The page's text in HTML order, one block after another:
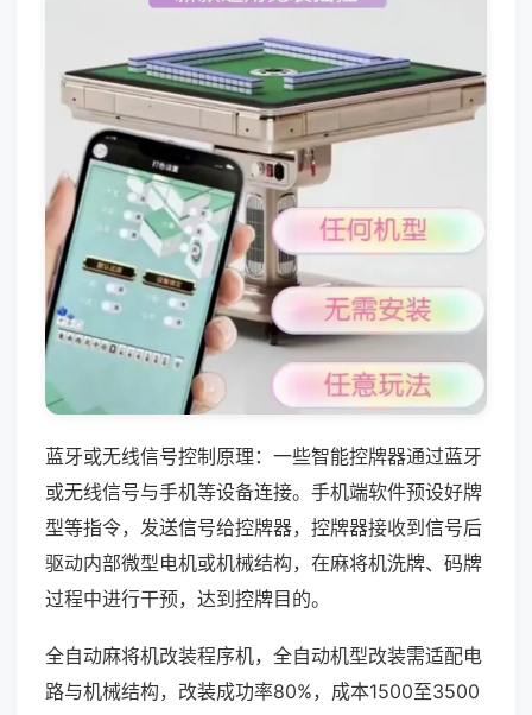
蓝牙或无线信号控制原理：一些智能控牌器通过蓝牙
或无线信号与手机等设备连接。手机端软件预设好牌
型等指令，发送信号给控牌器，控牌器接收到信号后
驱动内部微型电机或机械结构，在麻将机洗牌、码牌
过程中进行干预，达到控牌目的。
全自动麻将机改装程序机，全自动机型改装需适配电
路与机械结构，改装成功率80%，成本1500至3500